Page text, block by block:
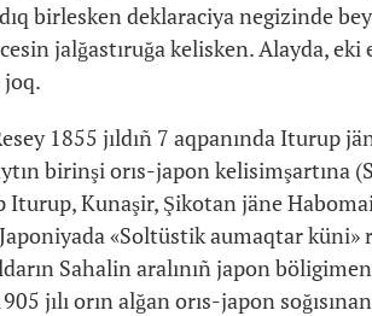
birlesken deklaraciya negizinde
jalğastıruğa kelisken. Alayda, eki
joq.
1855 jıldıñ 7 aqpanında Iturup
birinşi orıs-japon kelisimşartına
Iturup, Kunaşir, Şikotan jäne
«Soltüstik aumaqtar küni»
Sahalin aralınıñ japon
jılı orın alğan orıs-japon